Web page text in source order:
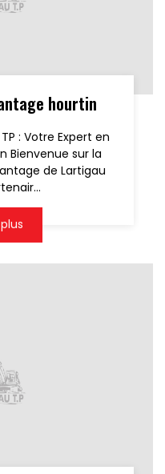
hourtin
: Votre Expert en
Bienvenue sur la
de Lartigau